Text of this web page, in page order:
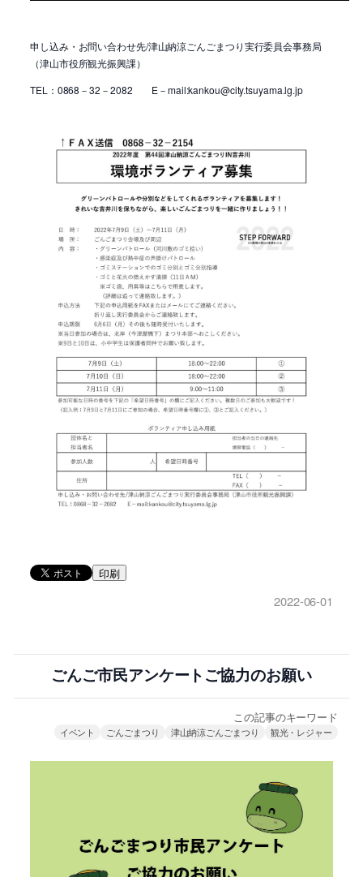
申し込み・お問い合わせ先/津山納涼ごんごまつり実行委員会事務局
（津山市役所観光振興課）
TEL：0868－32－2082 E－mail:kankou@city.tsuyama.lg.jp
印刷
2022-06-01
ごんご市民アンケートご協力のお願い
この記事のキーワード
イベント ごんごまつり 津山納涼ごんごまつり 観光・レジャー